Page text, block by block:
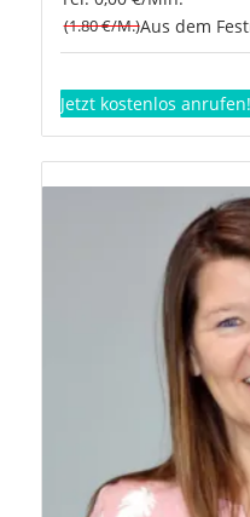
(1.80 €/M.)Aus dem
Jetzt kostenlos anrufen!